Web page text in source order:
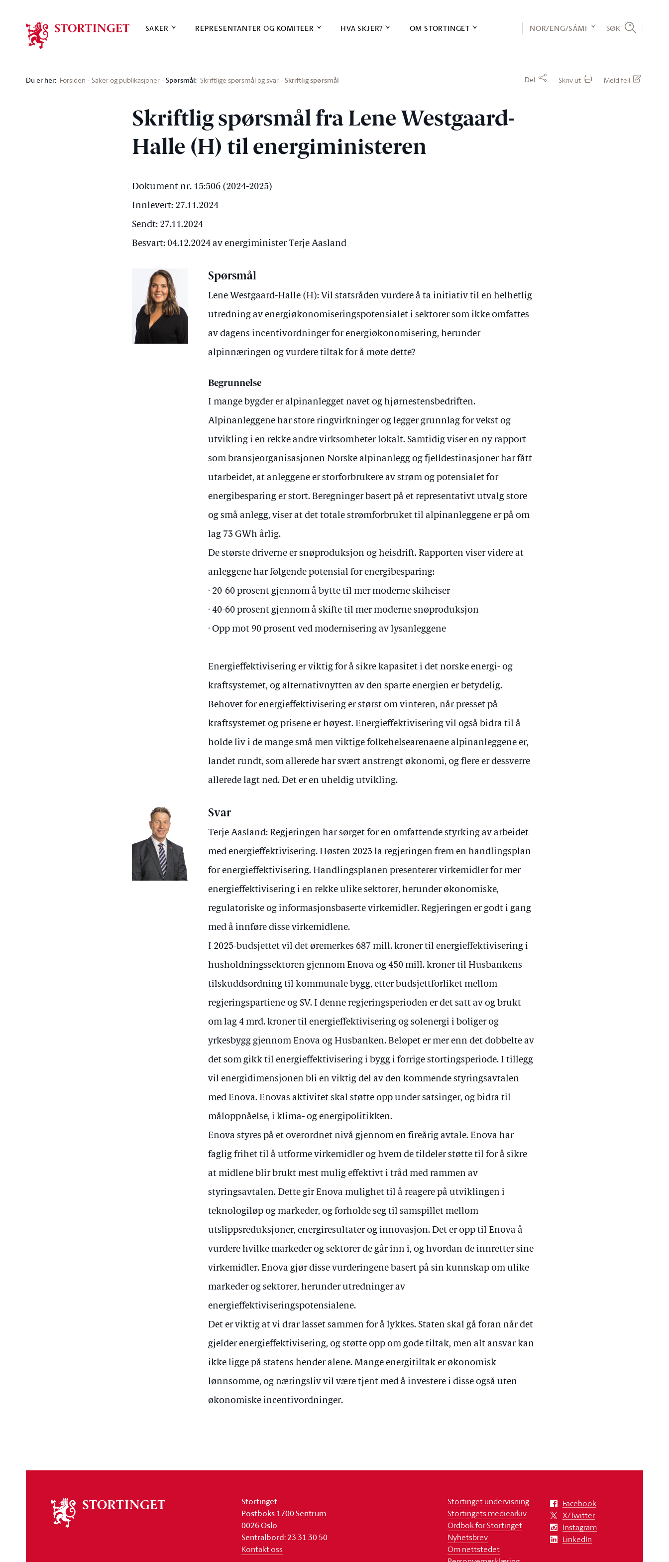
SAKER REPRESENTANTER OG KOMITEER HVA SKJER? OM STORTINGET NOR/ENG/SÁMI SØK
Du er her: Forsiden Saker og publikasjoner Spørsmål: Skriftlige spørsmål og svar Skriftlig spørsmål Del Skriv ut Meld feil
Skriftlig spørsmål fra Lene Westgaard-
Halle (H) til energiministeren
Dokument nr. 15:506 (2024-2025)
Innlevert: 27.11.2024
Sendt: 27.11.2024
Besvart: 04.12.2024 av energiminister Terje Aasland
Spørsmål
Lene Westgaard-Halle (H): Vil statsråden vurdere å ta initiativ til en helhetlig
utredning av energiøkonomiseringspotensialet i sektorer som ikke omfattes
av dagens incentivordninger for energiøkonomisering, herunder
alpinnæringen og vurdere tiltak for å møte dette?
Begrunnelse
I mange bygder er alpinanlegget navet og hjørnestensbedriften.
Alpinanleggene har store ringvirkninger og legger grunnlag for vekst og
utvikling i en rekke andre virksomheter lokalt. Samtidig viser en ny rapport
som bransjeorganisasjonen Norske alpinanlegg og fjelldestinasjoner har fått
utarbeidet, at anleggene er storforbrukere av strøm og potensialet for
energibesparing er stort. Beregninger basert på et representativt utvalg store
og små anlegg, viser at det totale strømforbruket til alpinanleggene er på om
lag 73 GWh årlig.
De største driverne er snøproduksjon og heisdrift. Rapporten viser videre at
anleggene har følgende potensial for energibesparing:
· 20-60 prosent gjennom å bytte til mer moderne skiheiser
· 40-60 prosent gjennom å skifte til mer moderne snøproduksjon
· Opp mot 90 prosent ved modernisering av lysanleggene
Energieffektivisering er viktig for å sikre kapasitet i det norske energi- og
kraftsystemet, og alternativnytten av den sparte energien er betydelig.
Behovet for energieffektivisering er størst om vinteren, når presset på
kraftsystemet og prisene er høyest. Energieffektivisering vil også bidra til å
holde liv i de mange små men viktige folkehelsearenaene alpinanleggene er,
landet rundt, som allerede har svært anstrengt økonomi, og flere er dessverre
allerede lagt ned. Det er en uheldig utvikling.
Svar
Terje Aasland: Regjeringen har sørget for en omfattende styrking av arbeidet
med energieffektivisering. Høsten 2023 la regjeringen frem en handlingsplan
for energieffektivisering. Handlingsplanen presenterer virkemidler for mer
energieffektivisering i en rekke ulike sektorer, herunder økonomiske,
regulatoriske og informasjonsbaserte virkemidler. Regjeringen er godt i gang
med å innføre disse virkemidlene.
I 2025-budsjettet vil det øremerkes 687 mill. kroner til energieffektivisering i
husholdningssektoren gjennom Enova og 450 mill. kroner til Husbankens
tilskuddsordning til kommunale bygg, etter budsjettforliket mellom
regjeringspartiene og SV. I denne regjeringsperioden er det satt av og brukt
om lag 4 mrd. kroner til energieffektivisering og solenergi i boliger og
yrkesbygg gjennom Enova og Husbanken. Beløpet er mer enn det dobbelte av
det som gikk til energieffektivisering i bygg i forrige stortingsperiode. I tillegg
vil energidimensjonen bli en viktig del av den kommende styringsavtalen
med Enova. Enovas aktivitet skal støtte opp under satsinger, og bidra til
måloppnåelse, i klima- og energipolitikken.
Enova styres på et overordnet nivå gjennom en fireårig avtale. Enova har
faglig frihet til å utforme virkemidler og hvem de tildeler støtte til for å sikre
at midlene blir brukt mest mulig effektivt i tråd med rammen av
styringsavtalen. Dette gir Enova mulighet til å reagere på utviklingen i
teknologiløp og markeder, og forholde seg til samspillet mellom
utslippsreduksjoner, energiresultater og innovasjon. Det er opp til Enova å
vurdere hvilke markeder og sektorer de går inn i, og hvordan de innretter sine
virkemidler. Enova gjør disse vurderingene basert på sin kunnskap om ulike
markeder og sektorer, herunder utredninger av
energieffektiviseringspotensialene.
Det er viktig at vi drar lasset sammen for å lykkes. Staten skal gå foran når det
gjelder energieffektivisering, og støtte opp om gode tiltak, men alt ansvar kan
ikke ligge på statens hender alene. Mange energitiltak er økonomisk
lønnsomme, og næringsliv vil være tjent med å investere i disse også uten
økonomiske incentivordninger.
stortinget
Stortinget
Postboks 1700 Sentrum
0026 Oslo
Sentralbord: 23 31 30 50
Kontakt oss
Stortinget undervisning
Stortingets mediearkiv
Ordbok for Stortinget
Nyhetsbrev
Om nettstedet
Facebook
X/Twitter
Instagram
LinkedIn